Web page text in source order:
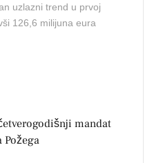
uzlazni trend u prvoj
126,6 milijuna eura